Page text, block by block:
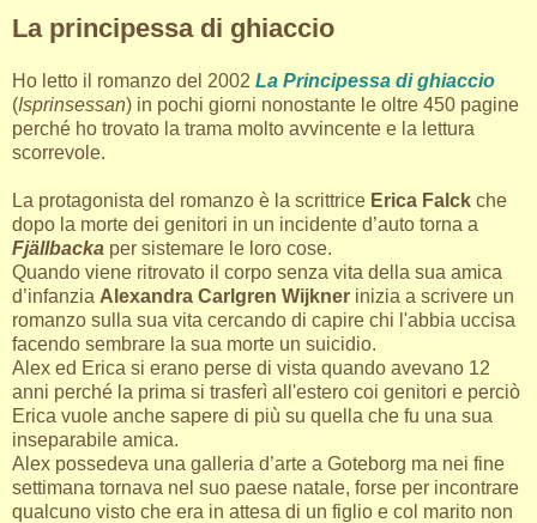
La principessa di ghiaccio
Ho letto il romanzo del 2002 La Principessa di ghiaccio
(Isprinsessan) in pochi giorni nonostante le oltre 450 pagine
perché ho trovato la trama molto avvincente e la lettura
scorrevole.
La protagonista del romanzo è la scrittrice Erica Falck che
dopo la morte dei genitori in un incidente d’auto torna a
Fjällbacka per sistemare le loro cose.
Quando viene ritrovato il corpo senza vita della sua amica
d’infanzia Alexandra Carlgren Wijkner inizia a scrivere un
romanzo sulla sua vita cercando di capire chi l'abbia uccisa
facendo sembrare la sua morte un suicidio.
Alex ed Erica si erano perse di vista quando avevano 12
anni perché la prima si trasferì all'estero coi genitori e perciò
Erica vuole anche sapere di più su quella che fu una sua
inseparabile amica.
Alex possedeva una galleria d’arte a Goteborg ma nei fine
settimana tornava nel suo paese natale, forse per incontrare
qualcuno visto che era in attesa di un figlio e col marito non